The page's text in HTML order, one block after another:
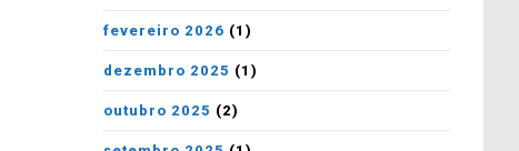
fevereiro 2026 (1)
dezembro 2025 (1)
outubro 2025 (2)